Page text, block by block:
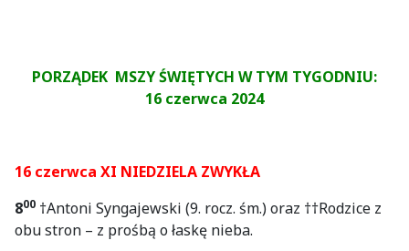
PORZĄDEK MSZY ŚWIĘTYCH W TYM TYGODNIU:
16 czerwca 2024
16 czerwca XI NIEDZIELA ZWYKŁA
800 †Antoni Syngajewski (9. rocz. śm.) oraz ††Rodzice z
obu stron – z prośbą o łaskę nieba.